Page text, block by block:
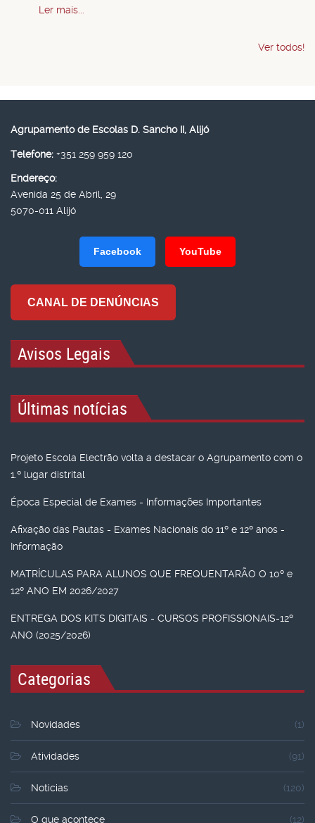
Ler mais...
Ver todos!
Agrupamento de Escolas D. Sancho II, Alijó
Telefone: +351 259 959 120
Endereço:
Avenida 25 de Abril, 29
5070-011 Alijó
Facebook YouTube
CANAL DE DENÚNCIAS
Avisos Legais
Últimas notícias
Projeto Escola Electrão volta a destacar o Agrupamento com o
1.º lugar distrital
Época Especial de Exames - Informações Importantes
Afixação das Pautas - Exames Nacionais do 11º e 12º anos -
Informação
MATRÍCULAS PARA ALUNOS QUE FREQUENTARÃO O 10º e
12º ANO EM 2026/2027
ENTREGA DOS KITS DIGITAIS - CURSOS PROFISSIONAIS-12º
ANO (2025/2026)
Categorias
Novidades (1)
Atividades (91)
Noticias (120)
O que acontece (12)